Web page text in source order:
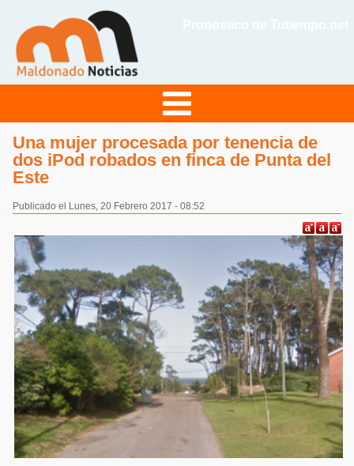
Una mujer procesada por tenencia de
dos iPod robados en finca de Punta del
Este
Publicado el Lunes, 20 Febrero 2017 - 08:52